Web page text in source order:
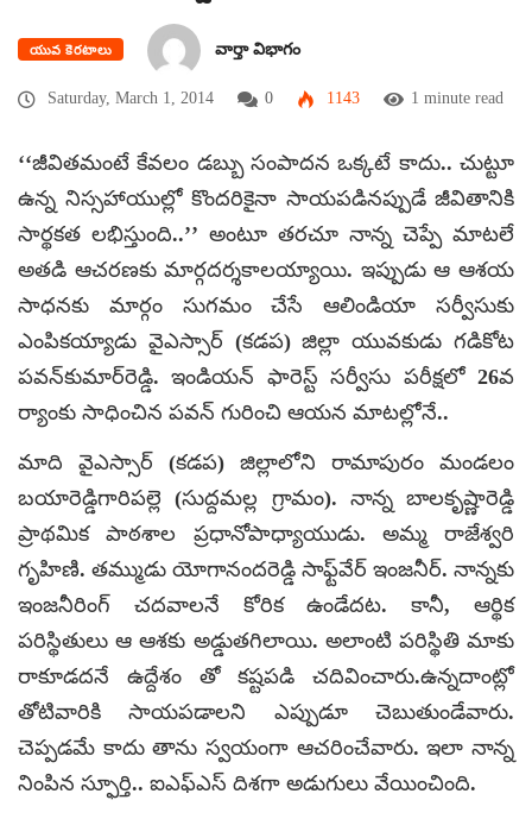
యువ కెరటాలు వార్తా విభాగం
Saturday, March 1, 2014 0 1143 1 minute read
‘‘జీవితమంటే కేవలం డబ్బు సంపాదన ఒక్కటే కాదు.. చుట్టూ
ఉన్న నిస్సహాయుల్లో కొందరికైనా సాయపడినప్పుడే జీవితానికి
సార్థకత లభిస్తుంది..’’ అంటూ తరచూ నాన్న చెప్పే మాటలే
అతడి ఆచరణకు మార్గదర్శకాలయ్యాయి. ఇప్పుడు ఆ ఆశయ
సాధనకు మార్గం సుగమం చేసే ఆలిండియా సర్వీసుకు
ఎంపికయ్యాడు వైఎస్సార్ (కడప) జిల్లా యువకుడు గడికోట
పవన్‌కుమార్‌రెడ్డి. ఇండియన్ ఫారెస్ట్ సర్వీసు పరీక్షలో 26వ
ర్యాంకు సాధించిన పవన్ గురించి ఆయన మాటల్లోనే..
మాది వైఎస్సార్ (కడప) జిల్లాలోని రామాపురం మండలం
బయారెడ్డిగారిపల్లె (సుద్దమల్ల గ్రామం). నాన్న బాలకృష్ణారెడ్డి
ప్రాథమిక పాఠశాల ప్రధానోపాధ్యాయుడు. అమ్మ రాజేశ్వరి
గృహిణి. తమ్ముడు యోగానందరెడ్డి సాఫ్ట్‌వేర్ ఇంజనీర్. నాన్నకు
ఇంజనీరింగ్ చదవాలనే కోరిక ఉండేదట. కానీ, ఆర్థిక
పరిస్థితులు ఆ ఆశకు అడ్డుతగిలాయి. అలాంటి పరిస్థితి మాకు
రాకూడదనే ఉద్దేశం తో కష్టపడి చదివించారు.ఉన్నదాంట్లో
తోటివారికి సాయపడాలని ఎప్పుడూ చెబుతుండేవారు.
చెప్పడమే కాదు తాను స్వయంగా ఆచరించేవారు. ఇలా నాన్న
నింపిన స్ఫూర్తి.. ఐఎఫ్‌ఎస్ దిశగా అడుగులు వేయించింది.